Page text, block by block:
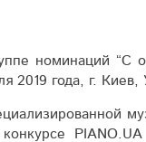
номинаций “С
2019 года, г. Киев,